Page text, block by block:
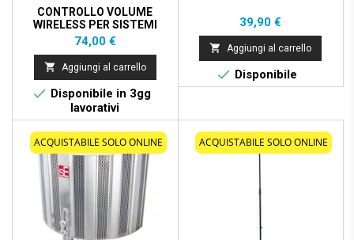
CONTROLLO VOLUME
WIRELESS PER SISTEMI
DOTATI DI GLM KIT - NERO
Prezzo
74,00 €
 Aggiungi al carrello
 Disponibile in 3gg
lavorativi
Prezzo
39,90 €
 Aggiungi al carrello
 Disponibile
ACQUISTABILE SOLO ONLINE ACQUISTABILE SOLO ONLINE